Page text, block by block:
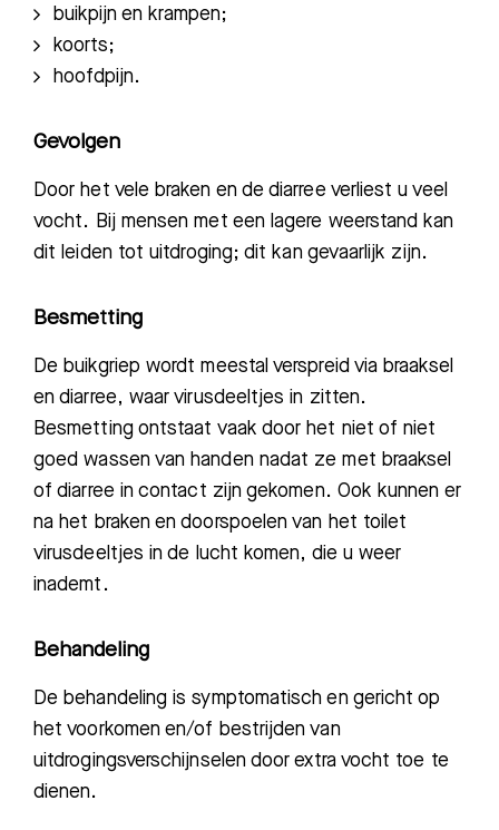
buikpijn en krampen;
koorts;
hoofdpijn.
Gevolgen
Door het vele braken en de diarree verliest u veel
vocht. Bij mensen met een lagere weerstand kan
dit leiden tot uitdroging; dit kan gevaarlijk zijn.
Besmetting
De buikgriep wordt meestal verspreid via braaksel
en diarree, waar virusdeeltjes in zitten.
Besmetting ontstaat vaak door het niet of niet
goed wassen van handen nadat ze met braaksel
of diarree in contact zijn gekomen. Ook kunnen er
na het braken en doorspoelen van het toilet
virusdeeltjes in de lucht komen, die u weer
inademt.
Behandeling
De behandeling is symptomatisch en gericht op
het voorkomen en/of bestrijden van
uitdrogingsverschijnselen door extra vocht toe te
dienen.